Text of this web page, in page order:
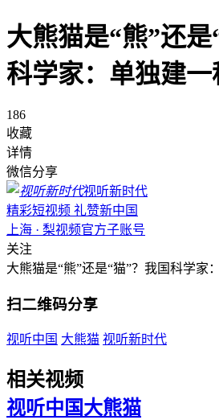
大熊猫是“熊”还是
科学家：单独建一
186
收藏
详情
微信分享
视听新时代
精彩短视频 礼赞新中国
上海 · 梨视频官方子账号
关注
大熊猫是“熊”还是“猫”？我国科学家
扫二维码分享
视听中国 大熊猫 视听新时代
相关视频
视听中国大熊猫